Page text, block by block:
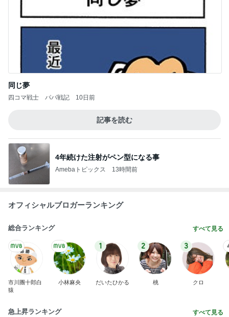
同じ夢
四コマ戦士 パパ戦記 10日前
記事を読む
4年続けた注射がペン型になる事
Amebaトピックス 13時間前
オフィシャルブロガーランキング
総合ランキング すべて見る
市川團十郎白
猿
小林麻央
1
だいたひかる
2
桃
3
クロ
急上昇ランキング すべて見る